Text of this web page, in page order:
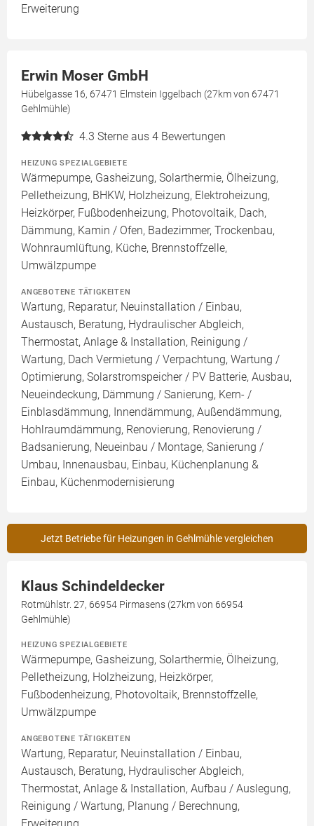
Erweiterung
Erwin Moser GmbH
Hübelgasse 16, 67471 Elmstein Iggelbach (27km von 67471
Gehlmühle)
4.3 Sterne aus 4 Bewertungen
HEIZUNG SPEZIALGEBIETE
Wärmepumpe, Gasheizung, Solarthermie, Ölheizung,
Pelletheizung, BHKW, Holzheizung, Elektroheizung,
Heizkörper, Fußbodenheizung, Photovoltaik, Dach,
Dämmung, Kamin / Ofen, Badezimmer, Trockenbau,
Wohnraumlüftung, Küche, Brennstoffzelle,
Umwälzpumpe
ANGEBOTENE TÄTIGKEITEN
Wartung, Reparatur, Neuinstallation / Einbau,
Austausch, Beratung, Hydraulischer Abgleich,
Thermostat, Anlage & Installation, Reinigung /
Wartung, Dach Vermietung / Verpachtung, Wartung /
Optimierung, Solarstromspeicher / PV Batterie, Ausbau,
Neueindeckung, Dämmung / Sanierung, Kern- /
Einblasdämmung, Innendämmung, Außendämmung,
Hohlraumdämmung, Renovierung, Renovierung /
Badsanierung, Neueinbau / Montage, Sanierung /
Umbau, Innenausbau, Einbau, Küchenplanung &
Einbau, Küchenmodernisierung
Jetzt Betriebe für Heizungen in Gehlmühle vergleichen
Klaus Schindeldecker
Rotmühlstr. 27, 66954 Pirmasens (27km von 66954
Gehlmühle)
HEIZUNG SPEZIALGEBIETE
Wärmepumpe, Gasheizung, Solarthermie, Ölheizung,
Pelletheizung, Holzheizung, Heizkörper,
Fußbodenheizung, Photovoltaik, Brennstoffzelle,
Umwälzpumpe
ANGEBOTENE TÄTIGKEITEN
Wartung, Reparatur, Neuinstallation / Einbau,
Austausch, Beratung, Hydraulischer Abgleich,
Thermostat, Anlage & Installation, Aufbau / Auslegung,
Reinigung / Wartung, Planung / Berechnung,
Erweiterung